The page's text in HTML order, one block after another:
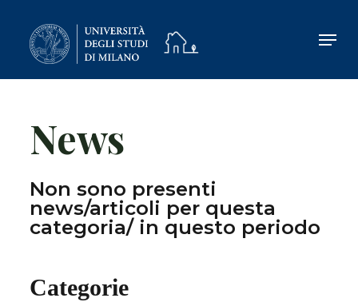
main
News
Non sono presenti
news/articoli per questa
categoria/ in questo periodo
Categorie